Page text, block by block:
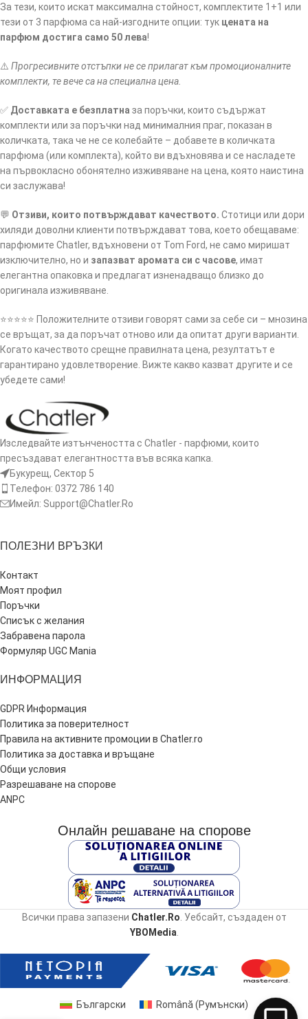
За тези, които искат максимална стойност, комплектите 1+1 или
тези от 3 парфюма са най-изгодните опции: тук цената на
парфюм достига само 50 лева!
⚠️ Прогресивните отстъпки не се прилагат към промоционалните
комплекти, те вече са на специална цена.
✅ Доставката е безплатна за поръчки, които съдържат
комплекти или за поръчки над минималния праг, показан в
количката, така че не се колебайте – добавете в количката
парфюма (или комплекта), който ви вдъхновява и се насладете
на първокласно обонятелно изживяване на цена, която наистина
си заслужава!
💬 Отзиви, които потвърждават качеството. Стотици или дори
хиляди доволни клиенти потвърждават това, което обещаваме:
парфюмите Chatler, вдъхновени от Tom Ford, не само миришат
изключително, но и запазват аромата си с часове, имат
елегантна опаковка и предлагат изненадващо близко до
оригинала изживяване.
⭐️⭐️⭐️⭐️⭐️ Положителните отзиви говорят сами за себе си – мнозина
се връщат, за да поръчат отново или да опитат други варианти.
Когато качеството срещне правилната цена, резултатът е
гарантирано удовлетворение. Вижте какво казват другите и се
убедете сами!
Изследвайте изтънчеността с Chatler - парфюми, които
пресъздават елегантността във всяка капка.
Букурещ, Сектор 5
Телефон: 0372 786 140
Имейл: Support@Chatler.Ro
ПОЛЕЗНИ ВРЪЗКИ
Контакт
Моят профил
Поръчки
Списък с желания
Забравена парола
Формуляр UGC Mania
ИНФОРМАЦИЯ
GDPR Информация
Политика за поверителност
Правила на активните промоции в Chatler.ro
Политика за доставка и връщане
Общи условия
Разрешаване на спорове
ANPC
Онлайн решаване на спорове
Всички права запазени Chatler.Ro . Уебсайт, създаден от
YBOMedia
Български Română(Румънски)